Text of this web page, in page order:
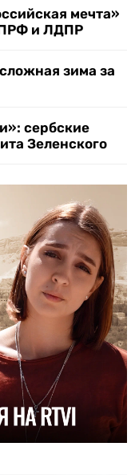
мечта»
и ЛДПР
зима за
сербские
Зеленского